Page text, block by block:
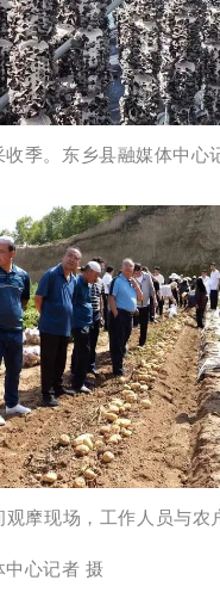
季。东乡县融媒体中心
摩现场，工作人员与农
中心记者 摄